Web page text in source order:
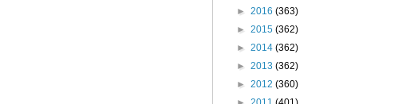
► 2016 (363)
► 2015 (362)
► 2014 (362)
► 2013 (362)
► 2012 (360)